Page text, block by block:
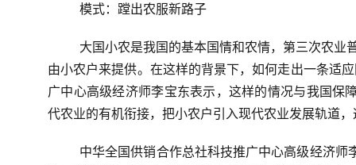
模式：蹚出农服新路子
由小农户来提供。在这样的背景下，如何走出一条适
广中心高级经济师李宝东表示，这样的情况与我国保
代农业的有机衔接，把小农户引入现代农业发展轨道